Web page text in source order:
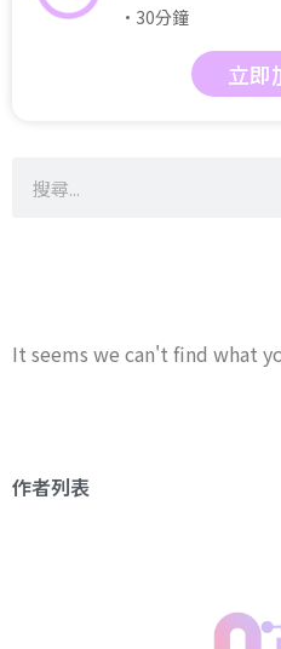
・30分鐘
立即
It seems we can't find what
作者列表